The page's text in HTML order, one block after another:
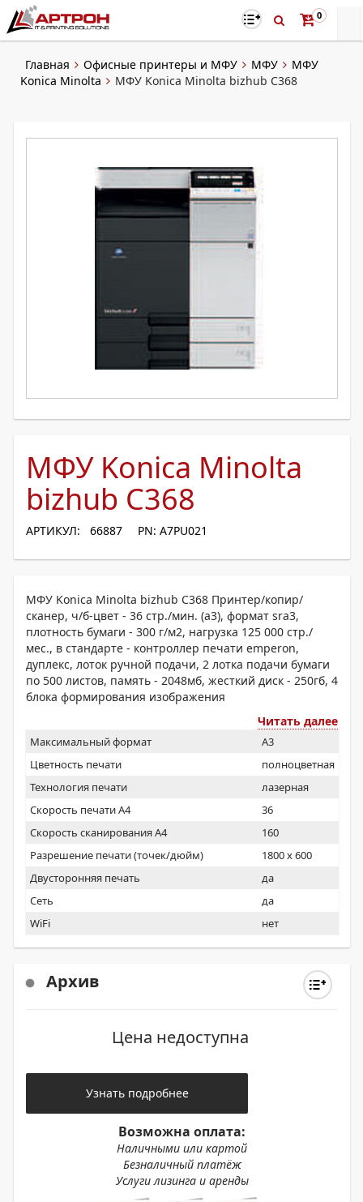
0
Главная Офисные принтеры и МФУ МФУ
МФУ
Konica Minolta
МФУ Konica Minolta bizhub C368
МФУ Konica Minolta
bizhub C368
АРТИКУЛ: 66887 PN: A7PU021
МФУ Konica Minolta bizhub C368 Принтер/копир/
сканер, ч/б-цвет - 36 стр./мин. (а3), формат srа3,
плотность бумаги - 300 г/м2, нагрузка 125 000 стр./
мес., в стандарте - контроллер печати emperon,
дуплекс, лоток ручной подачи, 2 лотка подачи бумаги
по 500 листов, память - 2048мб, жесткий диск - 250гб, 4
блока формирования изображения
Читать далее
Максимальный формат
A3
Цветность печати
полноцветная
Технология печати
лазерная
Скорость печати А4
36
Скорость сканирования А4
160
Разрешение печати (точек/дюйм)
1800 x 600
Двусторонняя печать
да
Сеть
да
WiFi
нет
Архив
Цена недоступна
Узнать подробнее
Возможна оплата:
Наличными или картой
Безналичный платёж
Услуги лизинга и аренды